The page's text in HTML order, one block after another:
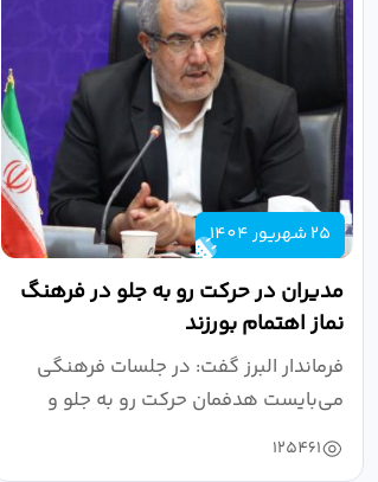
25 شهریور 1404
مدیران در حرکت رو به جلو در فرهنگ
نماز اهتمام بورزند
فرماندار البرز گفت: در جلسات فرهنگی
می‌بایست هدفمان حرکت رو به جلو و
دستیابی...
125461